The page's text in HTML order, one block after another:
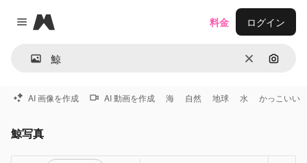
Close menu
Magnific
消去 画像で
料金 ログイン
AI 画像を作成 AI 動画を作成 海 自然 地球 水 かっこいい
鯨写真